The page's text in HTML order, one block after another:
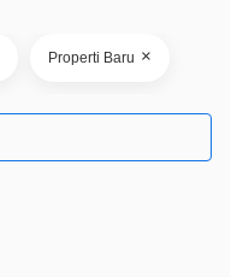
Properti Baru ×